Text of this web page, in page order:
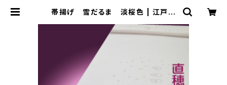
帯揚げ 雪だるま 淡桜色 | 江戸小